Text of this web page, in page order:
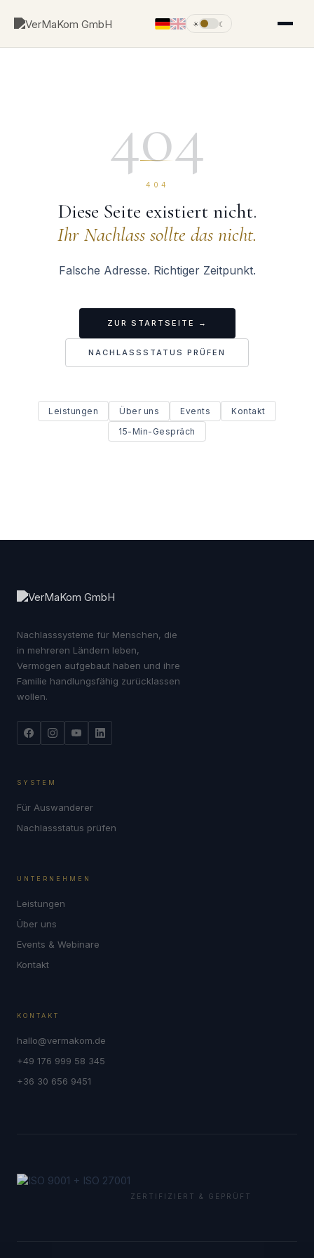
☀ ☾
404
404
Diese Seite existiert nicht.
Ihr Nachlass sollte das nicht.
Falsche Adresse. Richtiger Zeitpunkt.
ZUR STARTSEITE →
NACHLASSSTATUS PRÜFEN
Leistungen Über uns Events
Kontakt
15-Min-Gespräch
Nachlasssysteme für Menschen, die
in mehreren Ländern leben,
Vermögen aufgebaut haben und ihre
Familie handlungsfähig zurücklassen
wollen.
SYSTEM
Für Auswanderer
Nachlassstatus prüfen
UNTERNEHMEN
Leistungen
Über uns
Events & Webinare
Kontakt
KONTAKT
hallo@vermakom.de
+49 176 999 58 345
+36 30 656 9451
ZERTIFIZIERT & GEPRÜFT